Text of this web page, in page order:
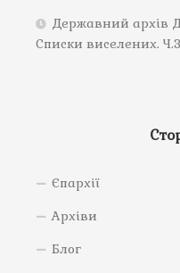
Державний архів
Списки виселених.
Єпархії
Архіви
Блог